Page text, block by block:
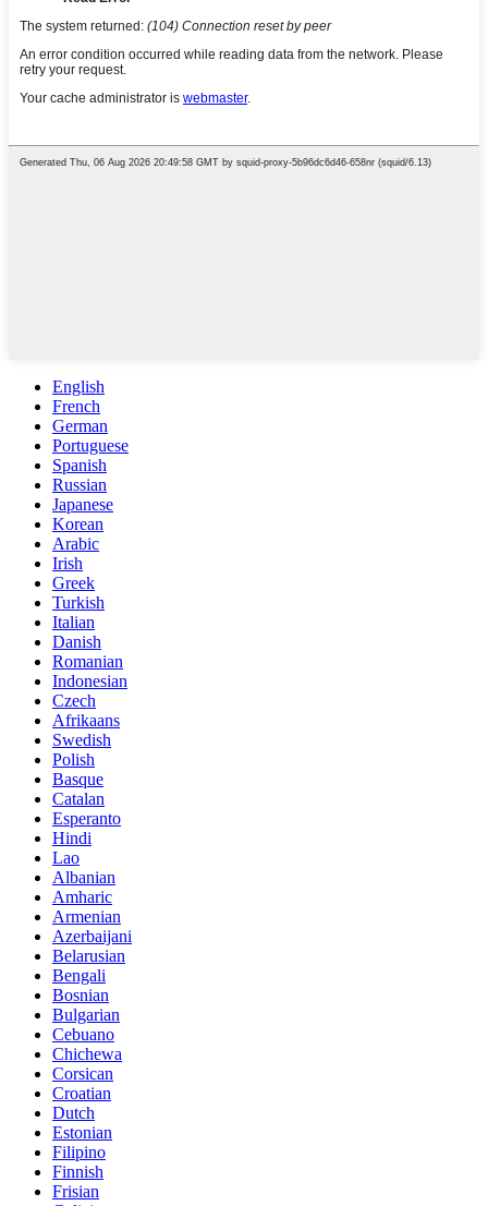
English
French
German
Portuguese
Spanish
Russian
Japanese
Korean
Arabic
Irish
Greek
Turkish
Italian
Danish
Romanian
Indonesian
Czech
Afrikaans
Swedish
Polish
Basque
Catalan
Esperanto
Hindi
Lao
Albanian
Amharic
Armenian
Azerbaijani
Belarusian
Bengali
Bosnian
Bulgarian
Cebuano
Chichewa
Corsican
Croatian
Dutch
Estonian
Filipino
Finnish
Frisian